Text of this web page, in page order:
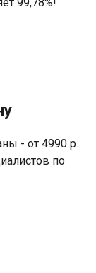
99,78%!
- от 4990 р.
по